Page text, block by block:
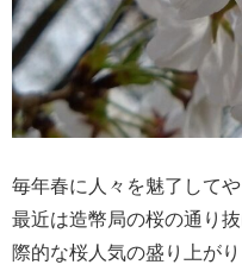
毎年春に人々を魅了してや
最近は造幣局の桜の通り
際的な桜人気の盛り上が